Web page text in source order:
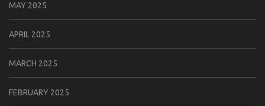
MAY 2025
APRIL 2025
MARCH 2025
FEBRUARY 2025